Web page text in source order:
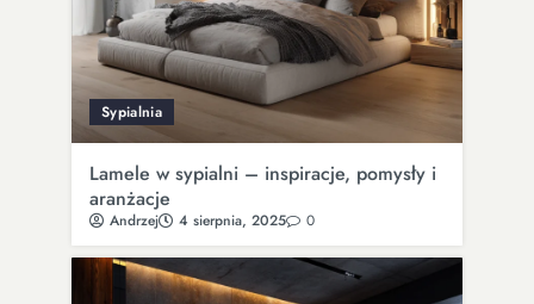
Sypialnia
Lamele w sypialni – inspiracje, pomysły i
aranżacje
Andrzej 4 sierpnia, 2025 0